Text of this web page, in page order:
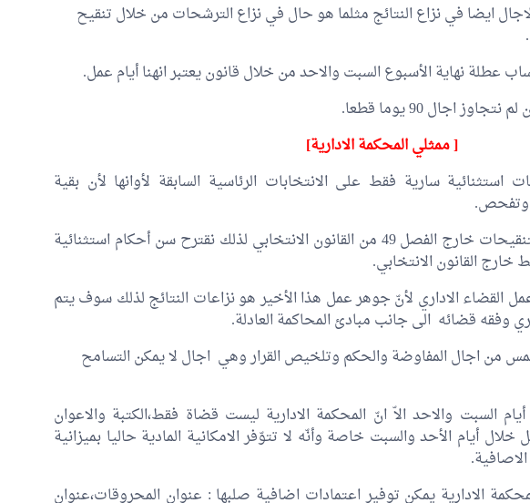
ايضا في نزاع النتائج مثلما هو حال في نزاع الترشحات من خلال تنقيح
عطلة نهاية الأسبوع السبت والاحد من خلال قانون يعتبر انهنا أيام عمل.
اجال 90 يوما قطعا.
[ ممثلي المحكمة الادارية]
سارية فقط على الانتخابات الرئاسية السابقة لأوانها لأن بقية
وتفحص.
كان من الأجدى اقتراح هذه التنقيحات خارج الفصل 49 من القانون الانتخابي لذلك نقترح سن أحكام استثنائية
خارج القانون الانتخابي.
القضاء الاداري لأنّ جوهر عمل هذا الأخير هو نزاعات النتائج لذلك سوف يتم
وفقه قضائه الى جانب مبادئ المحاكمة العادلة.
من اجال المفاوضة والحكم وتلخيص القرار وهي اجال لا يمكن التسامح
السبت والاحد الاّ انّ المحكمة الادارية ليست قضاة فقط،الكتبة والاعوان
خلال أيام الأحد والسبت خاصة وأنّه لا تتوّفر الامكانية المادية حاليا بميزانية
الادارية يمكن توفير اعتمادات اضافية صلبها : عنوان المحروقات،عنوان